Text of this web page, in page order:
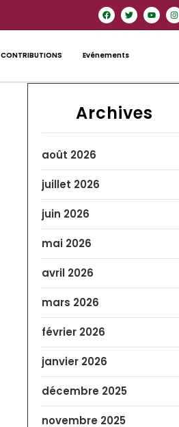
CONTRIBUTIONS Evénements
Archives
août 2026
juillet 2026
juin 2026
mai 2026
avril 2026
mars 2026
février 2026
janvier 2026
décembre 2025
novembre 2025